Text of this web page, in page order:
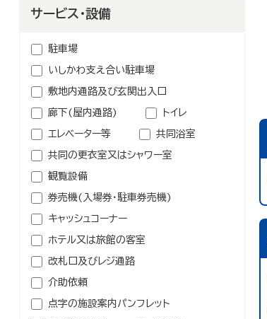
介護・福祉関連
公民館・集会場・会館・研修所
塾・教室・カルチャースクール
美容院・理容店
冠婚葬祭業
郵便局・郵便業
その他のサービス業
鉱業
サービス・設備
駐車場
いしかわ支え合い駐車場
敷地内通路及び玄関出入口
廊下(屋内通路) トイレ
エレベーター等 共同浴室
共同の更衣室又はシャワー室
観覧設備
券売機(入場券・駐車券売機)
キャッシュコーナー
ホテル又は旅館の客室
改札口及びレジ通路
介助依頼
点字の施設案内パンフレット